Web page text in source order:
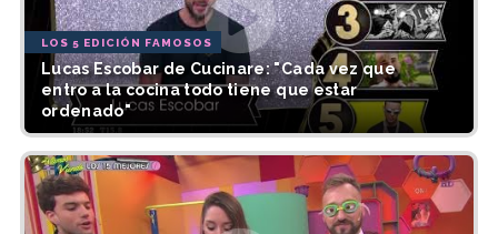
LOS 5 EDICIÓN FAMOSOS
Lucas Escobar de Cucinare: "Cada vez que
entro a la cocina todo tiene que estar
ordenado"